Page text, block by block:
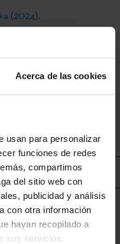
Acerca de las cookies
usan para personalizar
funciones de redes
compartimos
del sitio web con
publicidad y análisis
con otra información
hayan recopilado a
sus servicios.
(2024).